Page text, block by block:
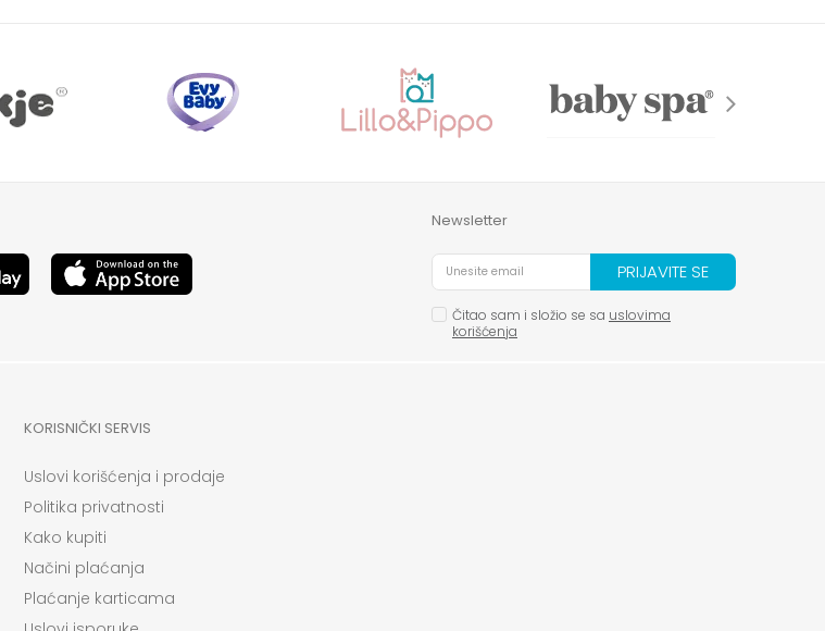
Newsletter
PRIJAVITE SE
Čitao sam i složio se sa uslovima
korišćenja
KORISNIČKI SERVIS
Uslovi korišćenja i prodaje
Politika privatnosti
Kako kupiti
Načini plaćanja
Plaćanje karticama